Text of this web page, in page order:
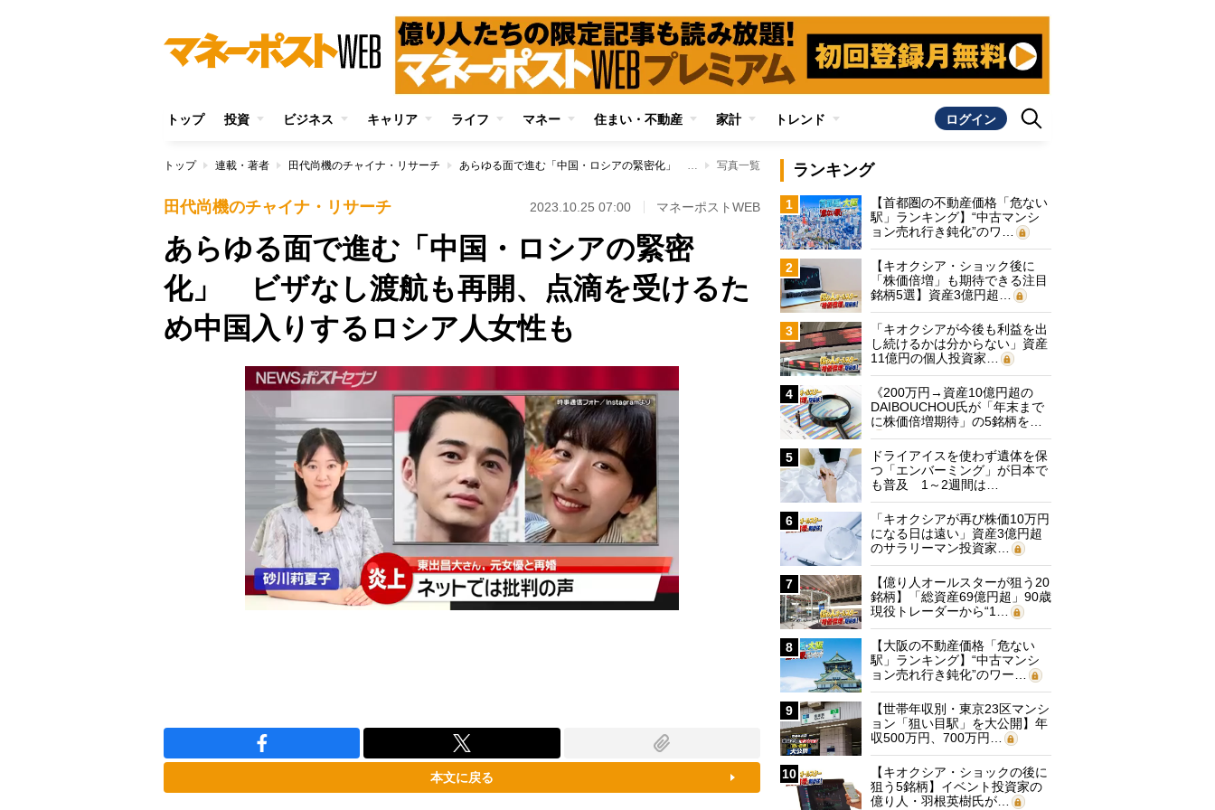
トップ 投資 ビジネス キャリア ライフ マネー 住まい・不動産 家計 トレンド ログイン
トップ 連載・著者 田代尚機のチャイナ・リサーチ あらゆる面で進む「中国・ロシアの緊密化」 ビザなし渡航も再開、点滴を受けるため中国入りするロシア人女性も 写真一覧
田代尚機のチャイナ・リサーチ 2023.10.25 07:00 マネーポストWEB
あらゆる面で進む「中国・ロシアの緊密
化」 ビザなし渡航も再開、点滴を受けるた
め中国入りするロシア人女性も
本文に戻る
ランキング
1
【首都圏の不動産価格「危ない
駅」ランキング】“中古マンシ
ョン売れ行き鈍化”のワ…
2
【キオクシア・ショック後に
「株価倍増」も期待できる注目
銘柄5選】資産3億円超…
3
「キオクシアが今後も利益を出
し続けるかは分からない」資産
11億円の個人投資家…
4
《200万円→資産10億円超の
DAIBOUCHOU氏が「年末まで
に株価倍増期待」の5銘柄を…
5
ドライアイスを使わず遺体を保
つ「エンバーミング」が日本で
も普及 1～2週間は…
6
「キオクシアが再び株価10万円
になる日は遠い」資産3億円超
のサラリーマン投資家…
7
【億り人オールスターが狙う20
銘柄】「総資産69億円超」90歳
現役トレーダーから“1…
8
【大阪の不動産価格「危ない
駅」ランキング】“中古マンシ
ョン売れ行き鈍化”のワー…
9
【世帯年収別・東京23区マンシ
ョン「狙い目駅」を大公開】年
収500万円、700万円…
10
【キオクシア・ショックの後に
狙う5銘柄】イベント投資家の
億り人・羽根英樹氏が…